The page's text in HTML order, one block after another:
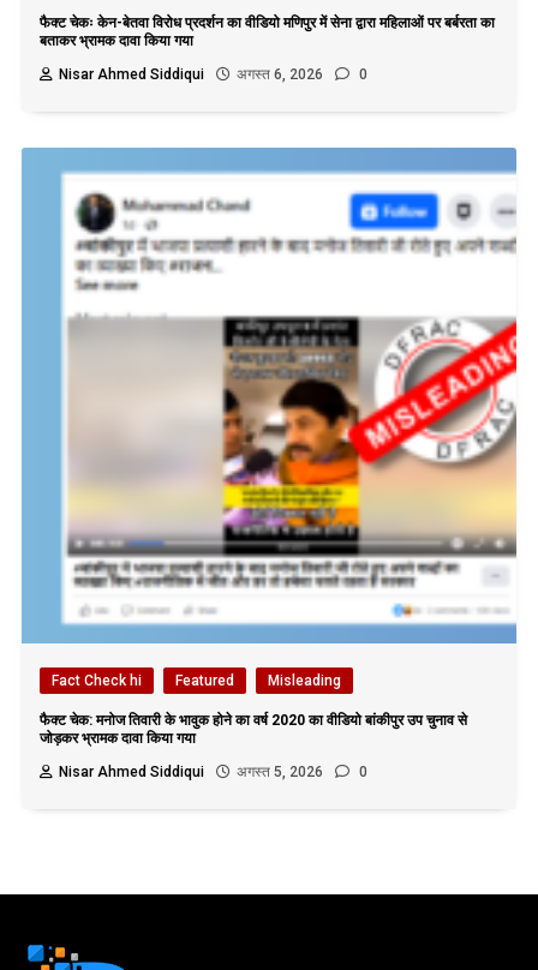
फैक्ट चेकः केन-बेतवा विरोध प्रदर्शन का वीडियो मणिपुर में सेना द्वारा महिलाओं पर बर्बरता का
बताकर भ्रामक दावा किया गया
Nisar Ahmed Siddiqui
अगस्त 6, 2026 0
Fact Check hi Featured Misleading
फैक्ट चेक: मनोज तिवारी के भावुक होने का वर्ष 2020 का वीडियो बांकीपुर उप चुनाव से
जोड़कर भ्रामक दावा किया गया
Nisar Ahmed Siddiqui
अगस्त 5, 2026 0